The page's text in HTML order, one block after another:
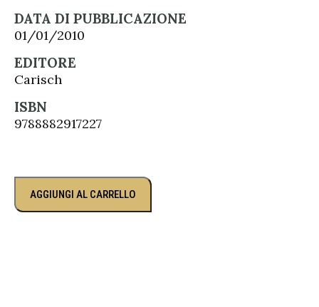
DATA DI PUBBLICAZIONE
01/01/2010
EDITORE
Carisch
ISBN
9788882917227
AGGIUNGI AL CARRELLO